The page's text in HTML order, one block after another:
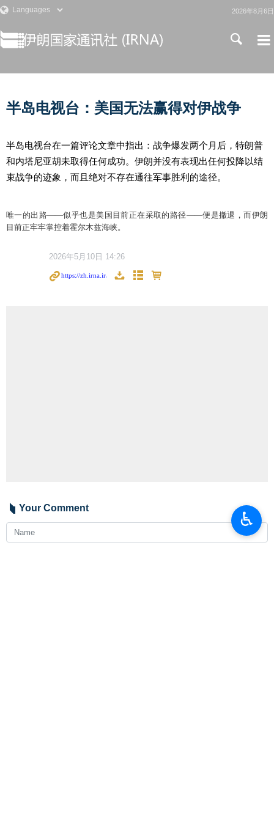
2026年8月6日
半岛电视台：美国无法赢得对伊战争
半岛电视台在一篇评论文章中指出：战争爆发两个月后，特朗普
和内塔尼亚胡未取得任何成功。伊朗并没有表现出任何投降以结
束战争的迹象，而且绝对不存在通往军事胜利的途径。
唯一的出路——似乎也是美国目前正在采取的路径——便是撤退，而伊朗
目前正牢牢掌控着霍尔木兹海峡。
2026年5月10日 14:26
Your Comment
♿︎